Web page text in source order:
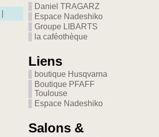
Daniel TRAGARZ
Espace Nadeshiko
Groupe LIBARTS
la caféothèque
Liens
boutique Husqvarna
Boutique PFAFF
Toulouse
Espace Nadeshiko
Salons &